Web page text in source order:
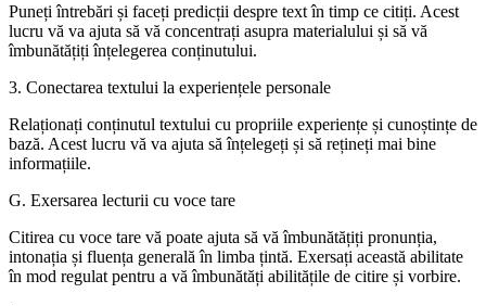
Puneți întrebări și faceți predicții despre text în timp ce citiți. Acest
lucru vă va ajuta să vă concentrați asupra materialului și să vă
îmbunătățiți înțelegerea conținutului.
3. Conectarea textului la experiențele personale
Relaționați conținutul textului cu propriile experiențe și cunoștințe de
bază. Acest lucru vă va ajuta să înțelegeți și să rețineți mai bine
informațiile.
G. Exersarea lecturii cu voce tare
Citirea cu voce tare vă poate ajuta să vă îmbunătățiți pronunția,
intonația și fluența generală în limba țintă. Exersați această abilitate
în mod regulat pentru a vă îmbunătăți abilitățile de citire și vorbire.